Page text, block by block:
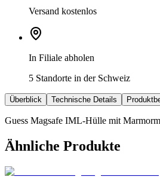
Versand kostenlos
In Filiale abholen
5 Standorte in der Schweiz
Überblick Technische Details
Guess Magsafe IML-Hülle mit
Ähnliche Produkte